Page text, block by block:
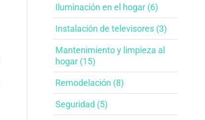
Iluminación en el hogar​ (6)
Instalación de televisores​ (3)
Mantenimiento y limpieza al
hogar​ (15)
Remodelación​ (8)
Seguridad (5)